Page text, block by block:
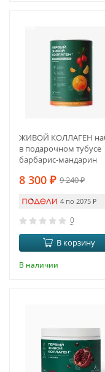
ЖИВОЙ КОЛЛАГЕН
в подарочном тубусе
барбарис-мандарин
8 300 ₽ 9 240₽
4 по 2075 ₽
0
В корзину
В наличии